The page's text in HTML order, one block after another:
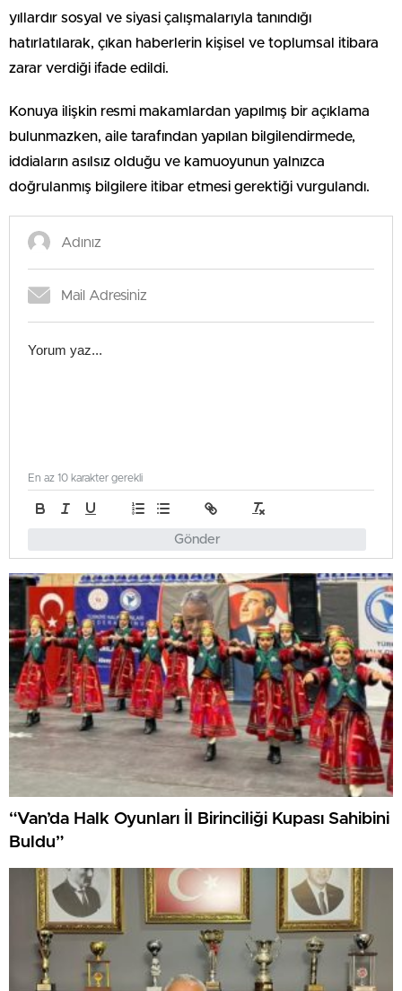
yıllardır sosyal ve siyasi çalışmalarıyla tanındığı
hatırlatılarak, çıkan haberlerin kişisel ve toplumsal itibara
zarar verdiği ifade edildi.
Konuya ilişkin resmi makamlardan yapılmış bir açıklama
bulunmazken, aile tarafından yapılan bilgilendirmede,
iddiaların asılsız olduğu ve kamuoyunun yalnızca
doğrulanmış bilgilere itibar etmesi gerektiği vurgulandı.
Gönder
En az 10 karakter gerekli
“Van’da Halk Oyunları İl Birinciliği Kupası Sahibini
Buldu”